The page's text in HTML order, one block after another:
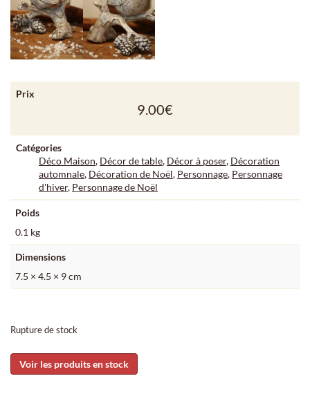
Prix
9.00€
Catégories
Déco Maison, Décor de table, Décor à poser, Décoration
automnale, Décoration de Noël, Personnage, Personnage
d'hiver, Personnage de Noël
Poids
0.1 kg
Dimensions
7.5 × 4.5 × 9 cm
Rupture de stock
Voir les produits en stock